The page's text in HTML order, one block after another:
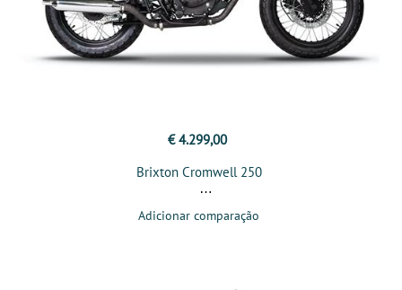
€ 4.299,00
Brixton Cromwell 250
Adicionar comparação